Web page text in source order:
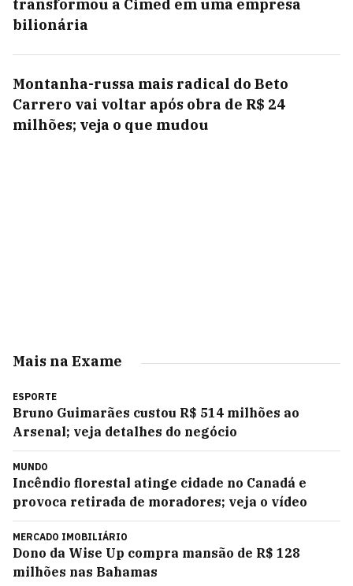
transformou a Cimed em uma empresa
bilionária
Montanha-russa mais radical do Beto
Carrero vai voltar após obra de R$ 24
milhões; veja o que mudou
Mais na Exame
ESPORTE
Bruno Guimarães custou R$ 514 milhões ao
Arsenal; veja detalhes do negócio
MUNDO
Incêndio florestal atinge cidade no Canadá e
provoca retirada de moradores; veja o vídeo
MERCADO IMOBILIÁRIO
Dono da Wise Up compra mansão de R$ 128
milhões nas Bahamas